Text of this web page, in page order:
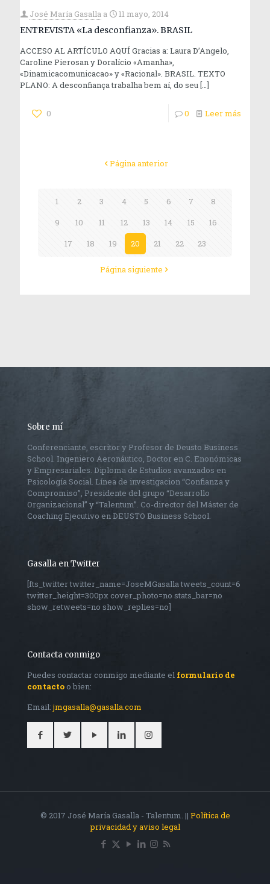
José María Gasalla a
11 mayo, 2014
ENTREVISTA «La desconfianza». BRASIL
ACCESO AL ARTÍCULO AQUÍ Gracias a: Laura D’Angelo,
Caroline Pierosan y Doralício «Amanha»,
«Dinamicacomunicacao» y «Racional». BRASIL. TEXTO
PLANO: A desconfiança trabalha bem aí, do seu[…]
0 0 Leer más
Página anterior
1 2 3 4 5 6 7
8
9
10 11 12 13 14 15
16
17
18 19 20 21 22 23
Página siguiente
Sobre mí
Conferenciante, escritor y Profesor de Deusto Business
School. Ingeniero Aeronáutico, Doctor en C. Enonómicas
y Empresariales. Diploma de Estudios avanzados en
Psicología Social. Línea de investigacion “Confianza y
Compromiso”, Presidente del grupo “Desarrollo
Organizacional” y “Talentum”. Co-director del Máster de
Coaching Ejecutivo en DEUSTO Business School.
Gasalla en Twitter
[fts_twitter twitter_name=JoseMGasalla tweets_count=6
twitter_height=300px cover_photo=no stats_bar=no
show_retweets=no show_replies=no]
Contacta conmigo
Puedes contactar conmigo mediante el formulario de
contacto o bien:
Email:jmgasalla@gasalla.com
© 2017 José María Gasalla - Talentum. || Política de
privacidad y aviso legal